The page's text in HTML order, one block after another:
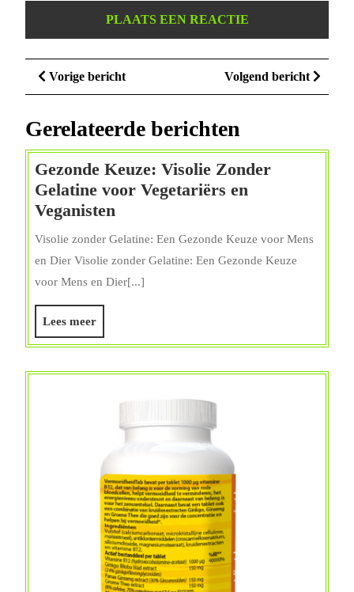
Berichtnavigatie
Vorige berichtVorige
bericht
Volgend bericht
bericht
Gerelateerde berichten
Gezonde Keuze: Visolie Zonder
Gelatine voor Vegetariërs en
Veganisten
Keuze:
Zonder
Gelatine
en
Veganisten
Visolie zonder Gelatine: Een Gezonde Keuze voor Mens
en Dier Visolie zonder Gelatine: Een Gezonde Keuze
voor Mens en Dier[...]
Lees meerLees
meer